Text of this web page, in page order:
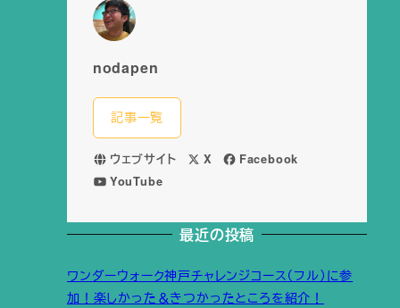
nodapen
記事一覧
ウェブサイト X
Facebook
YouTube
最近の投稿
ワンダーウォーク神戸チャレンジコース（フル）に参
加！楽しかった＆きつかったところを紹介！